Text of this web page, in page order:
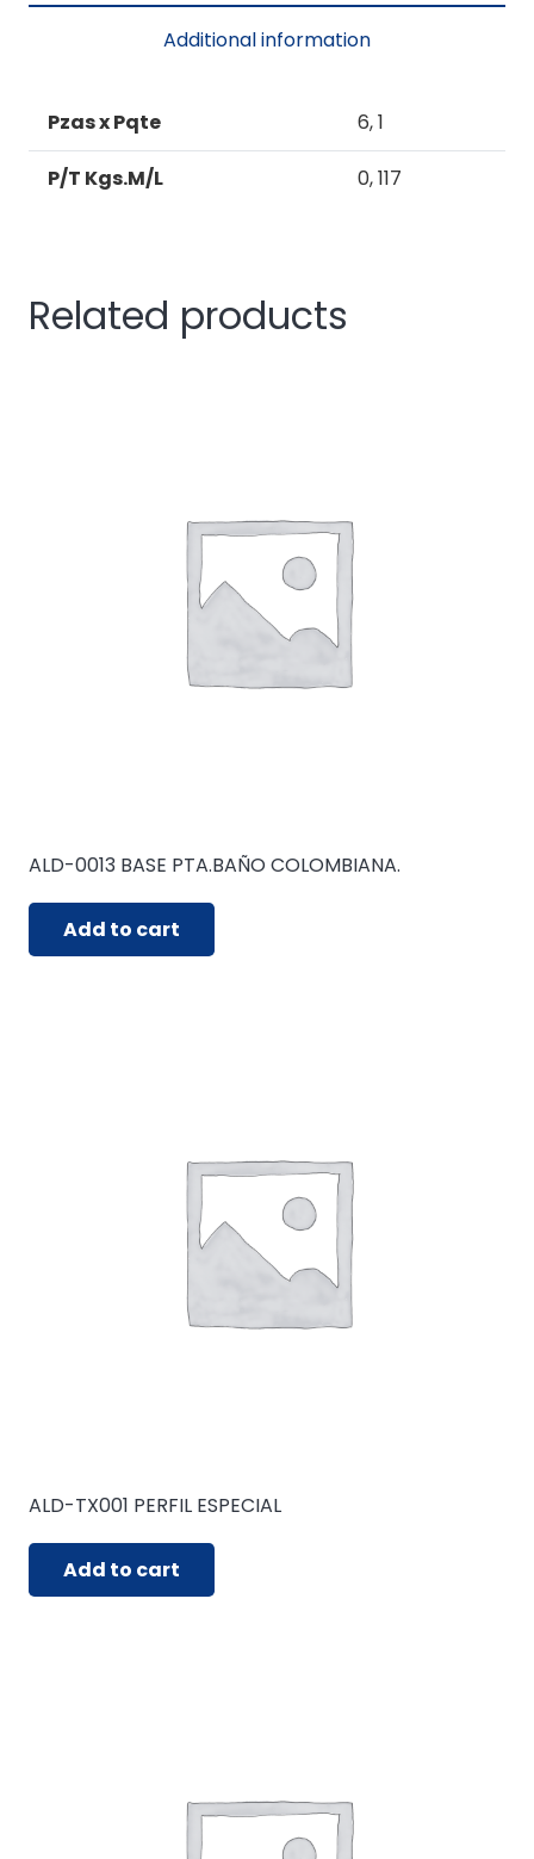
Additional information
Pzas x Pqte 6, 1
P/T Kgs.M/L 0, 117
Related products
ALD-0013 BASE PTA.BAÑO COLOMBIANA.
Add to cart
ALD-TX001 PERFIL ESPECIAL
Add to cart